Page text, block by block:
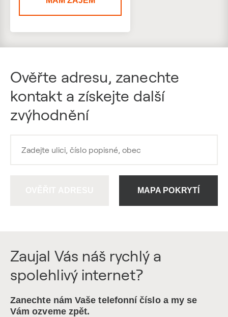
Ověřte adresu, zanechte
kontakt a získejte další
zvýhodnění
MAPA POKRYTÍ
Zaujal Vás náš rychlý a
spolehlivý internet?
Zanechte nám Vaše telefonní číslo a my se
Vám ozveme zpět.